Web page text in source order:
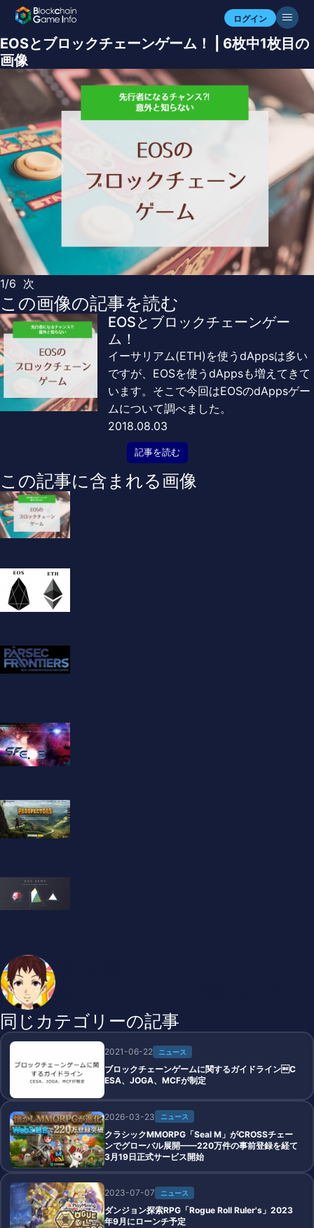
ログイン
EOSとブロックチェーンゲーム！ | 6枚中1枚目の
画像
1/6 次
この画像の記事を読む
EOSとブロックチェーンゲー
ム！
イーサリアム(ETH)を使うdAppsは多い
ですが、EOSを使うdAppsも増えてきて
います。そこで今回はEOSのdAppsゲー
ムについて調べました。
2018.08.03
記事を読む
この記事に含まれる画像
同じカテゴリーの記事
2021-06-22 ニュース
ブロックチェーンゲームに関するガイドラインC
ESA、JOGA、MCFが制定
2026-03-23 ニュース
クラシックMMORPG「Seal M」がCROSSチェー
ンでグローバル展開——220万件の事前登録を経て
3月19日正式サービス開始
2023-07-07 ニュース
ダンジョン探索RPG「Rogue Roll Ruler's」2023
年9月にローンチ予定